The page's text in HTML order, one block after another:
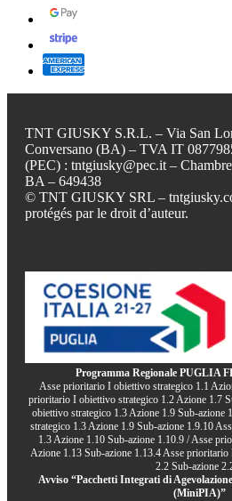
TNT GIUSKY S.R.L. – Via San
Conversano (BA) – TVA IT
(PEC) : tntgiusky@pec.it –
BA – 649438
© TNT GIUSKY SRL –
protégés par le droit d’auteur.
Programma Regionale PUGLIA
Asse prioritario I obiettivo strategico 1.1
prioritario I obiettivo strategico 1.2 Azione 1.7
obiettivo strategico 1.3 Azione 1.9 Sub-
strategico 1.3 Azione 1.9 Sub-azione 1.9.10
1.3 Azione 1.10 Sub-azione 1.10.9 / Asse
Azione 1.13 Sub-azione 1.13.4 Asse
2.2 Sub-azione
Avviso “Pacchetti Integrati di
(MiniPIA)”